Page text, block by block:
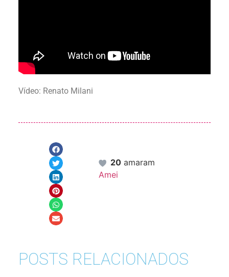
Vídeo: Renato Milani
20 amaram
Amei
POSTS RELACIONADOS